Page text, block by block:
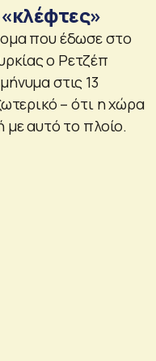
που έδωσε στο
ο Ρετζέπ
στις 13
– ότι η χώρα
με αυτό το πλοίο.